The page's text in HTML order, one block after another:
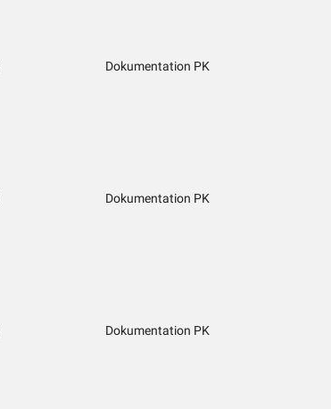
Dokumentation PK
Dokumentation PK
Dokumentation PK